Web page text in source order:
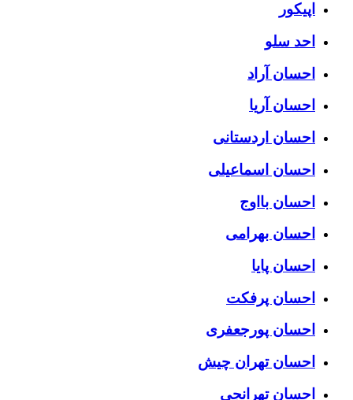
اپیکور
احد سلو
احسان آراد
احسان آریا
احسان اردستانی
احسان اسماعیلی
احسان بااوج
احسان بهرامی
احسان پایا
احسان پرفکت
احسان پورجعفری
احسان تهران چیش
احسان تهرانجی